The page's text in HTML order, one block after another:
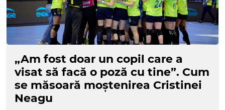
„Am fost doar un copil care a
visat să facă o poză cu tine”. Cum
se măsoară moștenirea Cristinei
Neagu